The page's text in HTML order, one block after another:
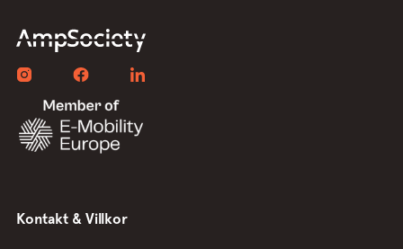
Kontakt & Villkor